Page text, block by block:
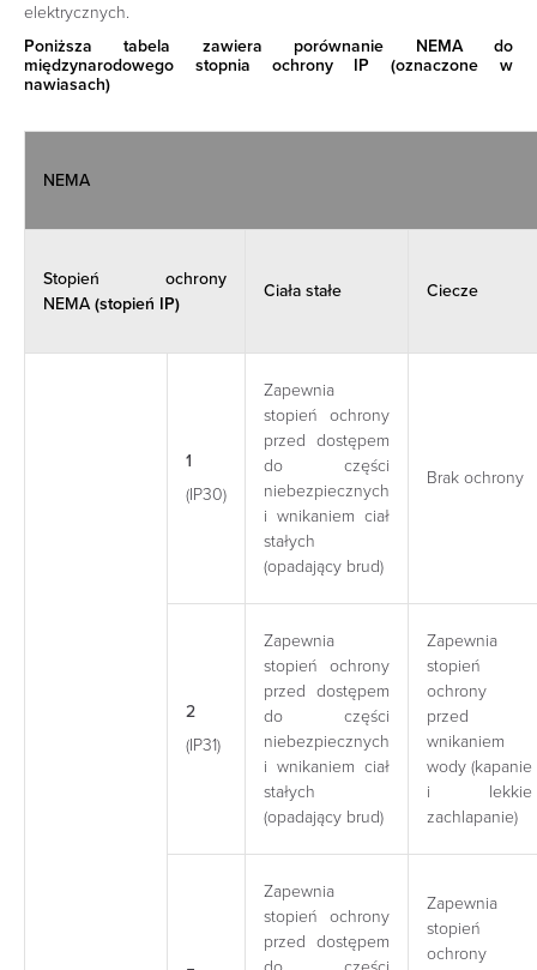
elektrycznych.
Poniższa tabela zawiera porównanie NEMA do
międzynarodowego stopnia ochrony IP (oznaczone w
nawiasach)
NEMA
Stopień ochrony
NEMA (stopień IP)
Ciała stałe Ciecze
1
(IP30)
Zapewnia
stopień ochrony
przed dostępem
do części
niebezpiecznych
i wnikaniem ciał
stałych
(opadający brud)
Brak ochrony
2
(IP31)
Zapewnia
stopień ochrony
przed dostępem
do części
niebezpiecznych
i wnikaniem ciał
stałych
(opadający brud)
Zapewnia
stopień
ochrony
przed
wnikaniem
wody (kapanie
i lekkie
zachlapanie)
Zapewnia
stopień ochrony
przed dostępem
Zapewnia
stopień
ochrony